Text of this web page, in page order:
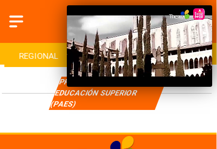
REGIONAL INTERNACIONAL DEPORTES
PRUEBA DE ACCESO A LA
EDUCACIÓN SUPERIOR
(PAES)